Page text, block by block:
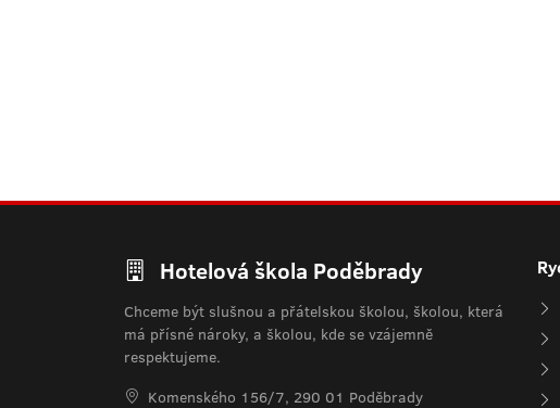
Hotelová škola Poděbrady
Chceme být slušnou a přátelskou školou, školou, která
má přísné nároky, a školou, kde se vzájemně
respektujeme.
Komenského 156/7, 290 01 Poděbrady